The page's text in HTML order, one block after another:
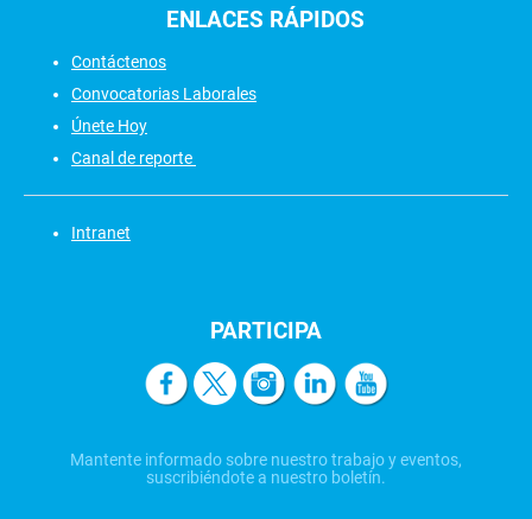
ENLACES RÁPIDOS
Contáctenos
Convocatorias Laborales
Únete Hoy
Canal de reporte
Intranet
PARTICIPA
Mantente informado sobre nuestro trabajo y eventos,
suscribiéndote a nuestro boletín.